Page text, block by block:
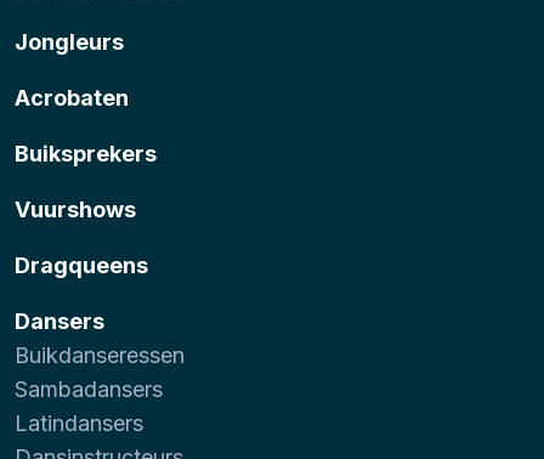
Jongleurs
Acrobaten
Buiksprekers
Vuurshows
Dragqueens
Dansers
Buikdanseressen
Sambadansers
Latindansers